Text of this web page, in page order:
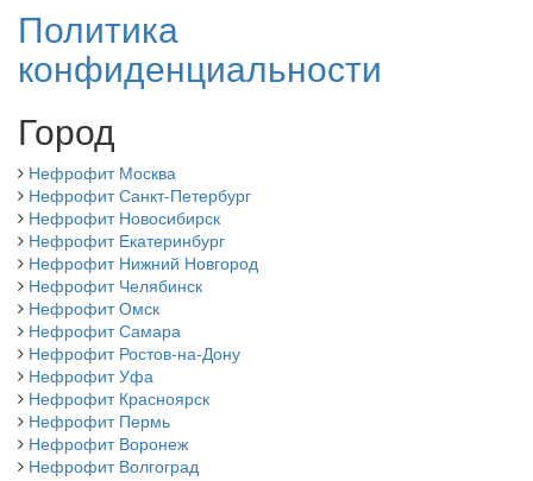
Политика
конфиденциальности
Город
Нефрофит Москва
Нефрофит Санкт-Петербург
Нефрофит Новосибирск
Нефрофит Екатеринбург
Нефрофит Нижний Новгород
Нефрофит Челябинск
Нефрофит Омск
Нефрофит Самара
Нефрофит Ростов-на-Дону
Нефрофит Уфа
Нефрофит Красноярск
Нефрофит Пермь
Нефрофит Воронеж
Нефрофит Волгоград